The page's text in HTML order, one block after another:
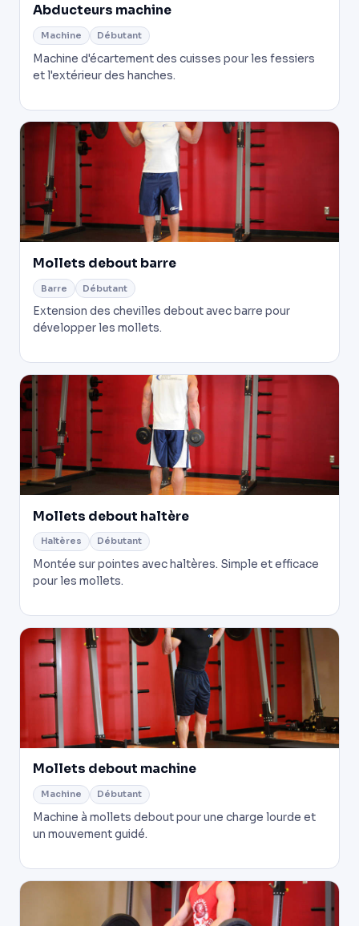
Abducteurs machine
Machine Débutant
Machine d'écartement des cuisses pour les fessiers
et l'extérieur des hanches.
Mollets debout barre
Barre Débutant
Extension des chevilles debout avec barre pour
développer les mollets.
Mollets debout haltère
Haltères Débutant
Montée sur pointes avec haltères. Simple et efficace
pour les mollets.
Mollets debout machine
Machine Débutant
Machine à mollets debout pour une charge lourde et
un mouvement guidé.